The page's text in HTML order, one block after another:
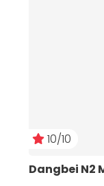
10/10
Dangbei N2